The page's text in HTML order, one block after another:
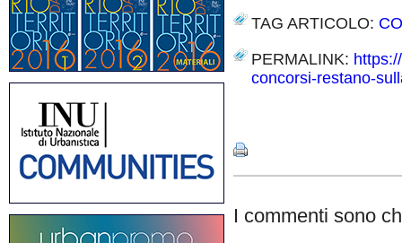
TAG ARTICOLO:
PERMALINK:
concorsi-restano-
I commenti sono